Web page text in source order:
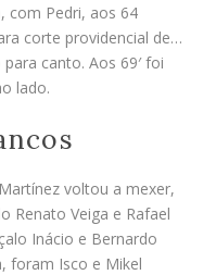
com Pedri, aos 64
corte providencial de…
canto. Aos 69′ foi
lado.
voltou a mexer,
Renato Veiga e Rafael
Inácio e Bernardo
foram Isco e Mikel